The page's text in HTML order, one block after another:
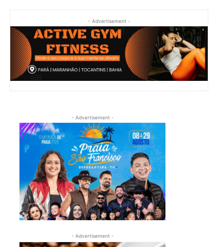
- Advertisement -
- Advertisement -
- Advertisement -